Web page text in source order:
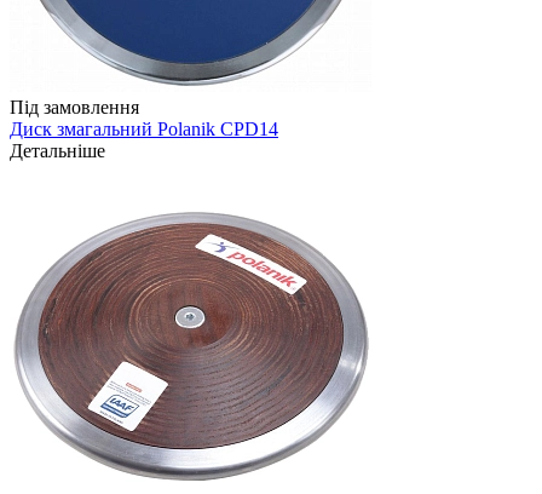
Під замовлення
Диск змагальний Polanik CPD14
Детальніше